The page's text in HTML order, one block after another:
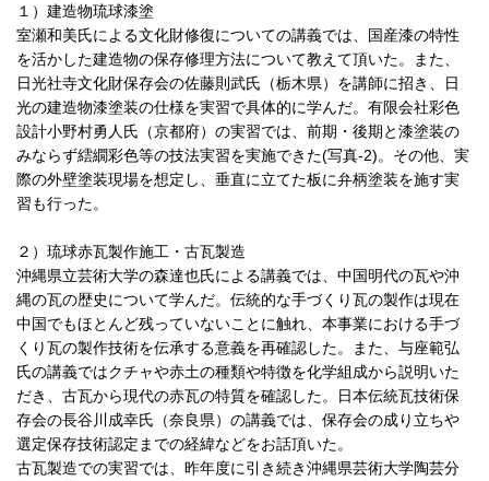
１）建造物琉球漆塗
室瀬和美氏による文化財修復についての講義では、国産漆の特性
を活かした建造物の保存修理方法について教えて頂いた。また、
日光社寺文化財保存会の佐藤則武氏（栃木県）を講師に招き、日
光の建造物漆塗装の仕様を実習で具体的に学んだ。有限会社彩色
設計小野村勇人氏（京都府）の実習では、前期・後期と漆塗装の
みならず繧繝彩色等の技法実習を実施できた(写真-2)。その他、実
際の外壁塗装現場を想定し、垂直に立てた板に弁柄塗装を施す実
習も行った。
２）琉球赤瓦製作施工・古瓦製造
沖縄県立芸術大学の森達也氏による講義では、中国明代の瓦や沖
縄の瓦の歴史について学んだ。伝統的な手づくり瓦の製作は現在
中国でもほとんど残っていないことに触れ、本事業における手づ
くり瓦の製作技術を伝承する意義を再確認した。また、与座範弘
氏の講義ではクチャや赤土の種類や特徴を化学組成から説明いた
だき、古瓦から現代の赤瓦の特質を確認した。日本伝統瓦技術保
存会の長谷川成幸氏（奈良県）の講義では、保存会の成り立ちや
選定保存技術認定までの経緯などをお話頂いた。
古瓦製造での実習では、昨年度に引き続き沖縄県芸術大学陶芸分